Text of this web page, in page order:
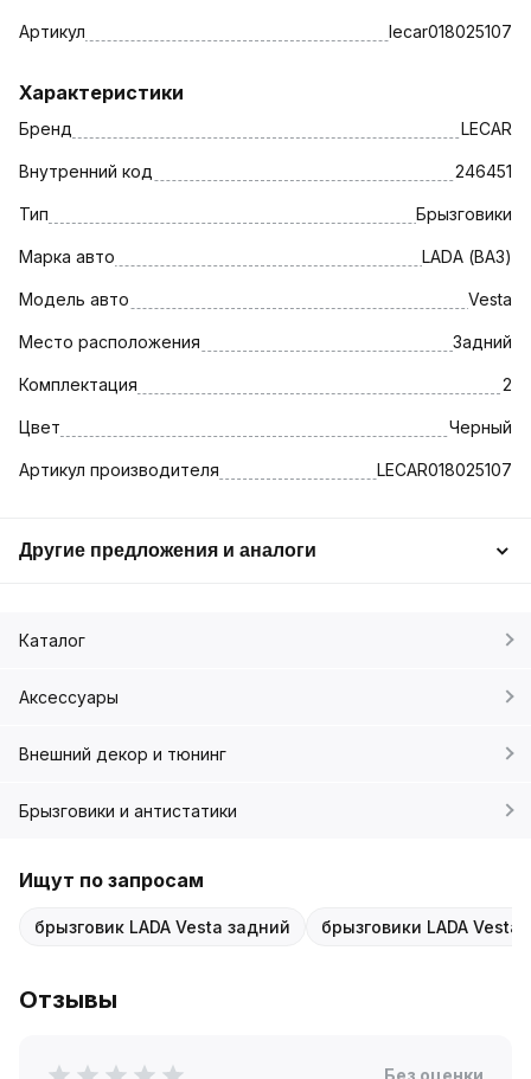
Артикул lecar018025107
Характеристики
Бренд LECAR
Внутренний код 246451
Тип Брызговики
Марка авто LADA (ВАЗ)
Модель авто Vesta
Место расположения Задний
Комплектация 2
Цвет Черный
Артикул производителя LECAR018025107
Другие предложения и аналоги
Каталог
Аксессуары
Внешний декор и тюнинг
Брызговики и антистатики
Ищут по запросам
брызговик LADA Vesta задний брызговики LADA Vesta
Отзывы
Без оценки